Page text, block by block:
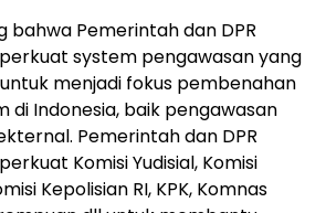
bahwa Pemerintah dan DPR
system pengawasan yang
menjadi fokus pembenahan
di Indonesia, baik pengawasan
Pemerintah dan DPR
Komisi Yudisial, Komisi
Kepolisian RI, KPK, Komnas